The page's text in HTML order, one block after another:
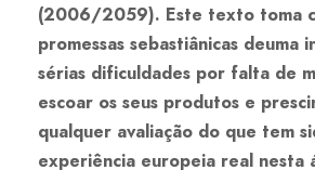
(2006/2059). Este texto toma
promessas sebastiânicas deuma
sérias dificuldades por falta de
escoar os seus produtos e
qualquer avaliação do que tem
experiência europeia real nesta